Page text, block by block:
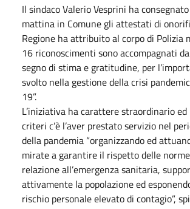
Il sindaco Valerio Vesprini ha
mattina in Comune gli attestati di
Regione ha attribuito al corpo di Polizia
16 riconoscimenti sono accompagnati
segno di stima e gratitudine, per
svolto nella gestione della crisi
19”.
L’iniziativa ha carattere straordinario ed
criteri c’è l’aver prestato servizio nel
della pandemia “organizzando ed
mirate a garantire il rispetto delle
relazione all’emergenza sanitaria,
attivamente la popolazione ed
rischio personale elevato di contagio”,